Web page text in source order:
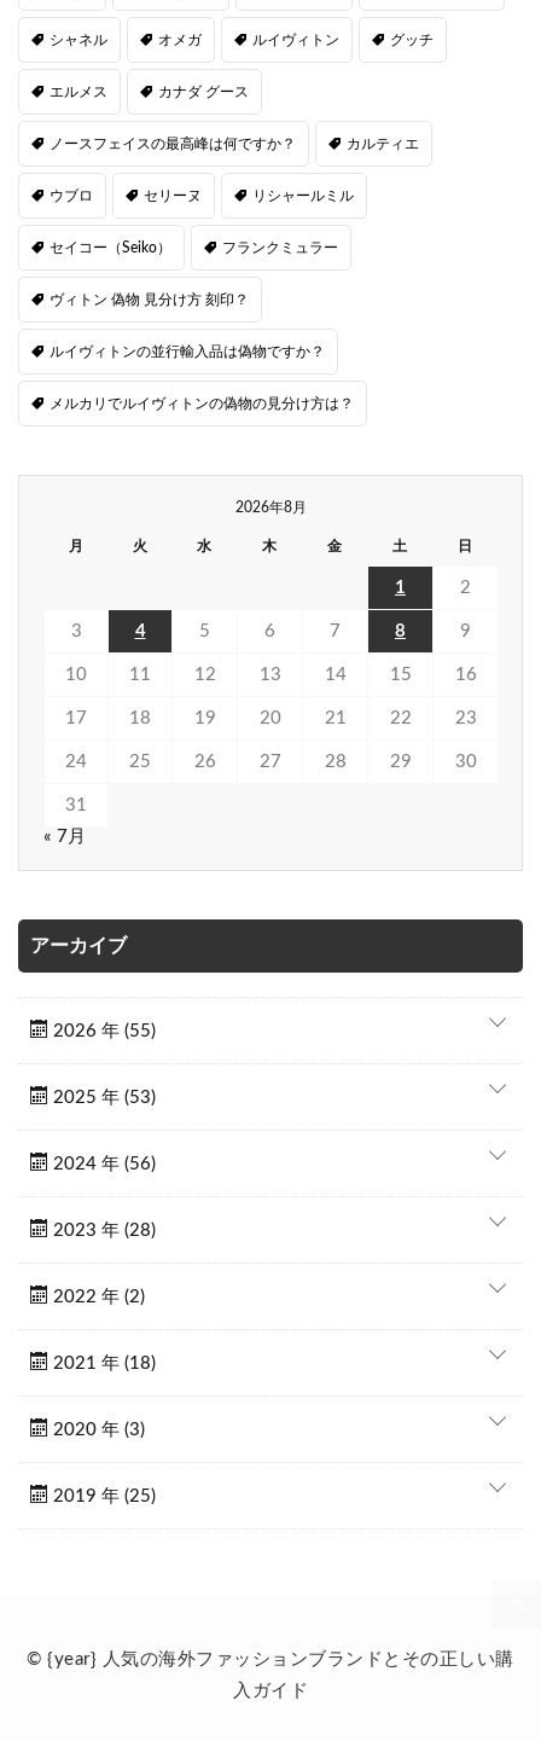
シャネル オメガ ルイヴィトン グッチ
エルメス カナダ グース
ノースフェイスの最高峰は何ですか？ カルティエ
ウブロ セリーヌ リシャールミル
セイコー（Seiko） フランクミュラー
ヴィトン 偽物 見分け方 刻印？
ルイヴィトンの並行輸入品は偽物ですか？
メルカリでルイヴィトンの偽物の見分け方は？
2026年8月
月 火 水 木 金 土 日
1 2
3 4 5 6 7 8 9
10 11 12 13 14 15 16
17 18 19 20 21 22 23
24 25 26 27 28 29 30
31
« 7月
アーカイブ
2026 年 (55)
2025 年 (53)
2024 年 (56)
2023 年 (28)
2022 年 (2)
2021 年 (18)
2020 年 (3)
2019 年 (25)
© {year} 人気の海外ファッションブランドとその正しい購
入ガイド